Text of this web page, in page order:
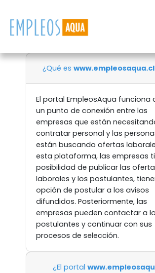
¿Qué eswww.empleosaqua.cl
El portal EmpleosAqua funciona
un punto de conexión entre las
empresas que están
contratar personal y las
están buscando ofertas
esta plataforma, las empresas
posibilidad de publicar las
laborales y los postulantes,
opción de postular a los avisos
difundidos. Posteriormente, las
empresas pueden contactar a
postulantes y continuar con sus
procesos de selección.
¿El portal